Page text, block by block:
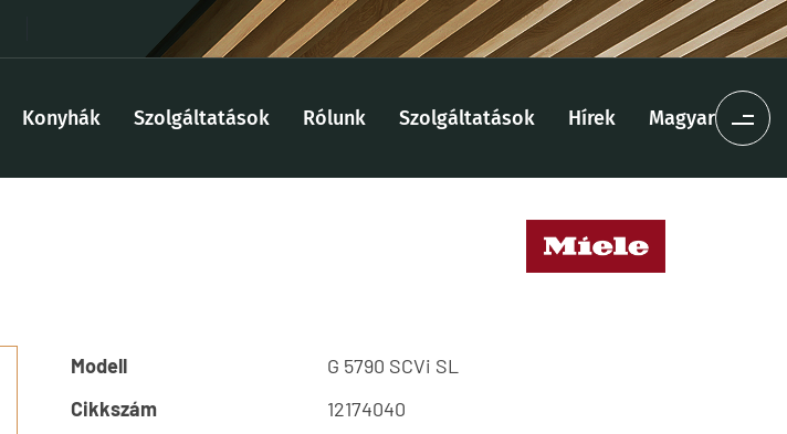
Konyhák Szolgáltatások Rólunk Szolgáltatások Hírek Magyar
Modell
G 5790 SCVi SL
Cikkszám
12174040